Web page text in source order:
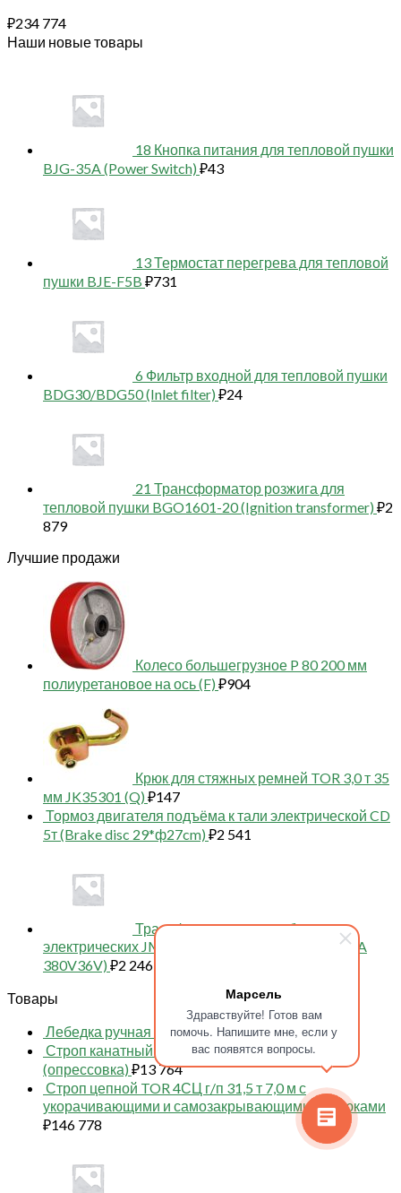
Марсель
Здравствуйте! Готов вам
помочь. Напишите мне, если у
вас появятся вопросы.
₽234 774
Наши новые товары
18 Кнопка питания для тепловой пушки
BJG-35A (Power Switch) ₽43
13 Термостат перегрева для тепловой
пушки BJE-F5B ₽731
6 Фильтр входной для тепловой пушки
BDG30/BDG50 (Inlet filter) ₽24
21 Трансформатор розжига для
тепловой пушки BGO1601-20 (Ignition transformer) ₽2
879
Лучшие продажи
Колесо большегрузное P 80 200 мм
полиуретановое на ось (F) ₽904
Крюк для стяжных ремней TOR 3,0 т 35
мм JK35301 (Q) ₽147
Тормоз двигателя подъёма к тали электрической CD
5т (Brake disc 29*ф27cm) ₽2 541
Трансформатор для лебедок
электрических JM 0,5/1/2 т (Transformer BK-50VA
380V36V) ₽2 246
Товары
Лебедка ручная TOR ЛР-0,25 25 м ₽19 349
Строп канатный TOR УСК1 (СКП) г/п 8,0 т 7,0 м
(опрессовка) ₽13 764
Строп цепной TOR 4СЦ г/п 31,5 т 7,0 м с
укорачивающими и самозакрывающимися крюками
₽146 778